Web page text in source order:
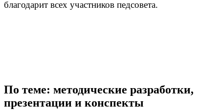
благодарит всех участников педсовета.
По теме: методические разработки,
презентации и конспекты